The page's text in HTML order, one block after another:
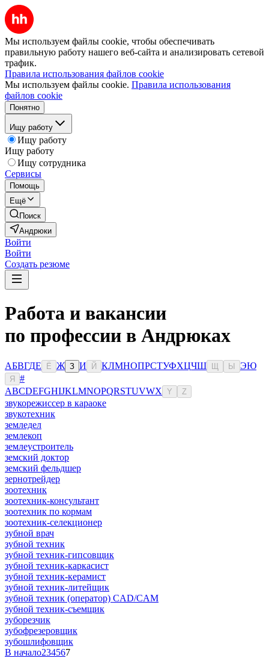
Мы используем файлы cookie, чтобы обеспечивать
правильную работу нашего веб-сайта и анализировать сетевой
трафик.
Правила использования файлов cookie
Мы используем файлы cookie. Правила использования
файлов cookie
Понятно
Ищу работу
Ищу работу
Ищу работу
Ищу сотрудника
Сервисы
Помощь
Ещё
Поиск
Андрюки
Войти
Войти
Создать резюме
Работа и вакансии
по профессии в Андрюках
АБВГДЕ Ё Ж З И Й КЛМНОПРСТУФХЦЧШ Ы ЭЮ
Я
#
ABCDEFGHIJKLMNOPQRSTUVWX Y Z
звукорежиссер в караоке
звукотехник
земледел
землекоп
землеустроитель
земский доктор
земский фельдшер
зернотрейдер
зоотехник
зоотехник-консультант
зоотехник по кормам
зоотехник-селекционер
зубной врач
зубной техник
зубной техник-гипсовщик
зубной техник-каркасист
зубной техник-керамист
зубной техник-литейщик
зубной техник (оператор) CAD/CAM
зубной техник-съемщик
зуборезчик
зубофрезеровщик
зубошлифовщик
В начало234567